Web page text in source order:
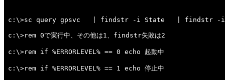
c:\>sc query gpsvc   | findstr -i State   | findstr -i
c:\>rem 0で実行中、その他は1、findstr失敗は2
c:\>rem if %ERRORLEVEL% == 0 echo 起動中
c:\>rem if %ERRORLEVEL% == 1 echo 停止中